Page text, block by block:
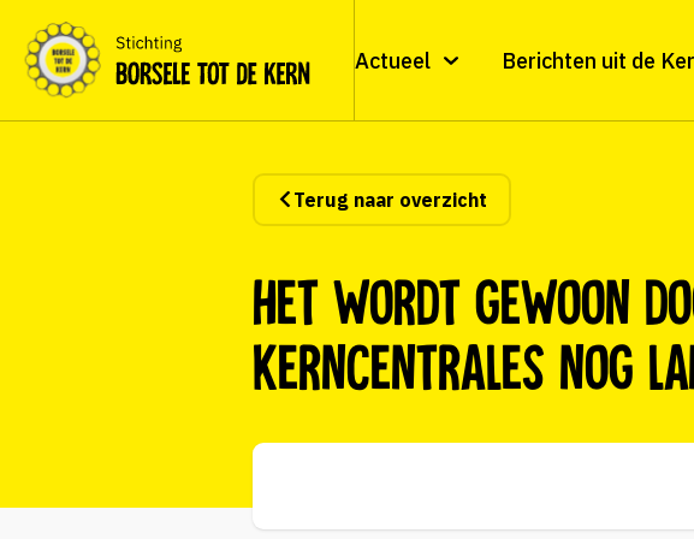
Actueel Berichten uit de
Terug naar overzicht
Het wordt gewoon
kerncentrales nog